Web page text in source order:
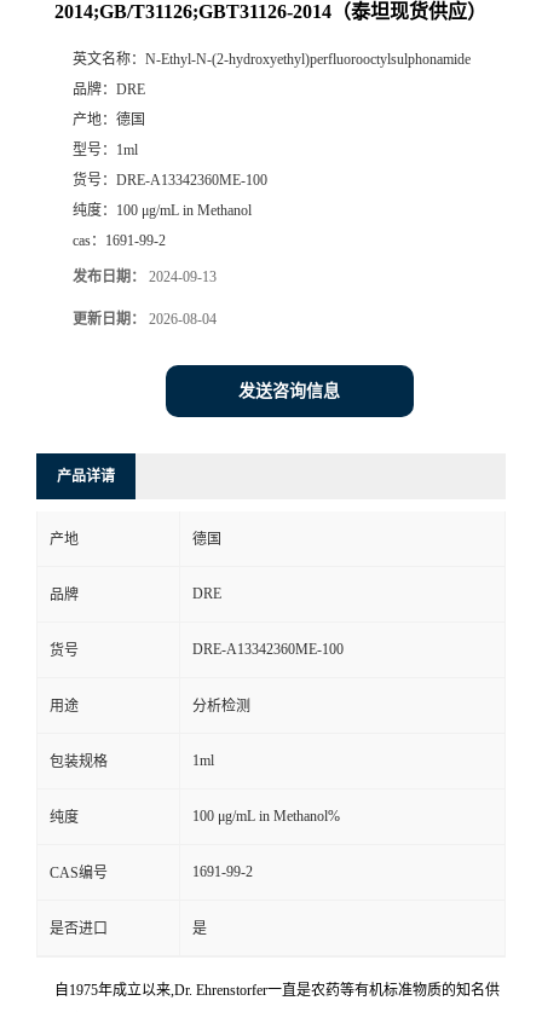
2014;GB/T31126;GBT31126-2014（泰坦现货供应）
英文名称： N-Ethyl-N-(2-hydroxyethyl)perfluorooctylsulphonamide
品牌： DRE
产地： 德国
型号： 1ml
货号： DRE-A13342360ME-100
纯度： 100 μg/mL in Methanol
cas： 1691-99-2
发布日期： 2024-09-13
更新日期： 2026-08-04
发送咨询信息
产品详请
产地 德国
品牌 DRE
货号 DRE-A13342360ME-100
用途 分析检测
包装规格 1ml
纯度 100 μg/mL in Methanol%
CAS编号 1691-99-2
是否进口 是
自1975年成立以来,Dr. Ehrenstorfer一直是农药等有机标准物质的知名供